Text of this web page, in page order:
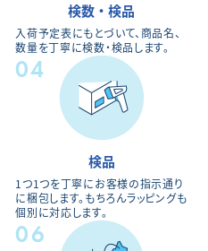
検数・検品
入荷予定表にもとづいて、商品名、
数量を丁寧に検数・検品します。
04
検品
1つ1つを丁寧にお客様の指示通り
に梱包します。もちろんラッピングも
個別に対応します。
06